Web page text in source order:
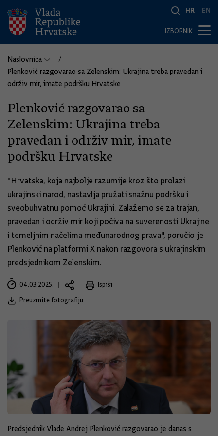
HR EN
IZBORNIK
Naslovnica
Plenković razgovarao sa Zelenskim: Ukrajina treba pravedan i
održiv mir, imate podršku Hrvatske
Plenković razgovarao sa
Zelenskim: Ukrajina treba
pravedan i održiv mir, imate
podršku Hrvatske
"Hrvatska, koja najbolje razumije kroz što prolazi
ukrajinski narod, nastavlja pružati snažnu podršku i
sveobuhvatnu pomoć Ukrajini. Zalažemo se za trajan,
pravedan i održiv mir koji počiva na suverenosti Ukrajine
i temeljnim načelima međunarodnog prava", poručio je
Plenković na platformi X nakon razgovora s ukrajinskim
predsjednikom Zelenskim.
04.03.2025.
Ispiši
Preuzmite fotografiju
Predsjednik Vlade Andrej Plenković razgovarao je danas s